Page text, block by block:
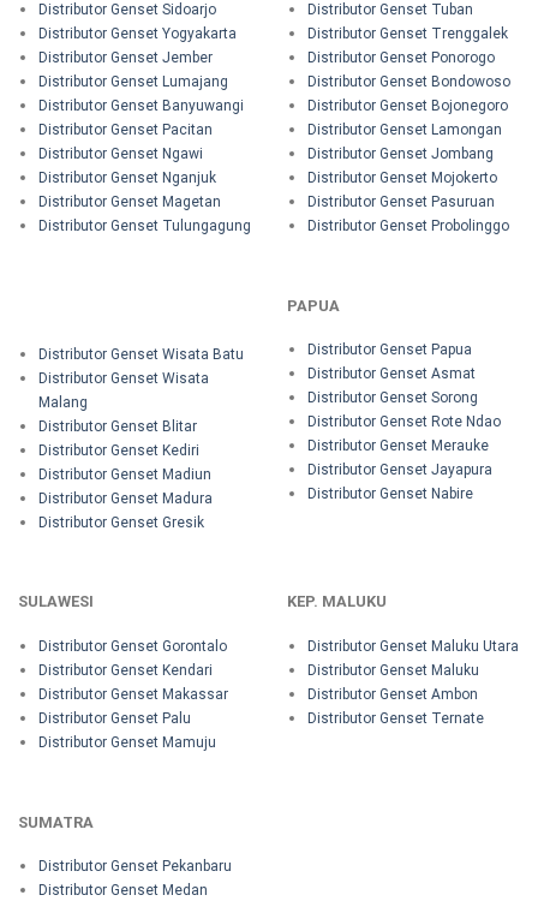
Distributor Genset Sidoarjo
Distributor Genset Yogyakarta
Distributor Genset Jember
Distributor Genset Lumajang
Distributor Genset Banyuwangi
Distributor Genset Pacitan
Distributor Genset Ngawi
Distributor Genset Nganjuk
Distributor Genset Magetan
Distributor Genset Tulungagung
Distributor Genset Tuban
Distributor Genset Trenggalek
Distributor Genset Ponorogo
Distributor Genset Bondowoso
Distributor Genset Bojonegoro
Distributor Genset Lamongan
Distributor Genset Jombang
Distributor Genset Mojokerto
Distributor Genset Pasuruan
Distributor Genset Probolinggo
Distributor Genset Wisata Batu
Distributor Genset Wisata
Malang
Distributor Genset Blitar
Distributor Genset Kediri
Distributor Genset Madiun
Distributor Genset Madura
Distributor Genset Gresik
PAPUA
Distributor Genset Papua
Distributor Genset Asmat
Distributor Genset Sorong
Distributor Genset Rote Ndao
Distributor Genset Merauke
Distributor Genset Jayapura
Distributor Genset Nabire
SULAWESI
Distributor Genset Gorontalo
Distributor Genset Kendari
Distributor Genset Makassar
Distributor Genset Palu
Distributor Genset Mamuju
KEP. MALUKU
Distributor Genset Maluku Utara
Distributor Genset Maluku
Distributor Genset Ambon
Distributor Genset Ternate
SUMATRA
Distributor Genset Pekanbaru
Distributor Genset Medan